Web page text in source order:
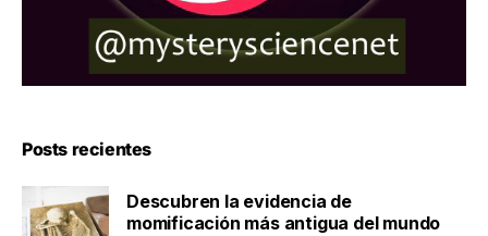
Posts recientes
Descubren la evidencia de
momificación más antigua del mundo